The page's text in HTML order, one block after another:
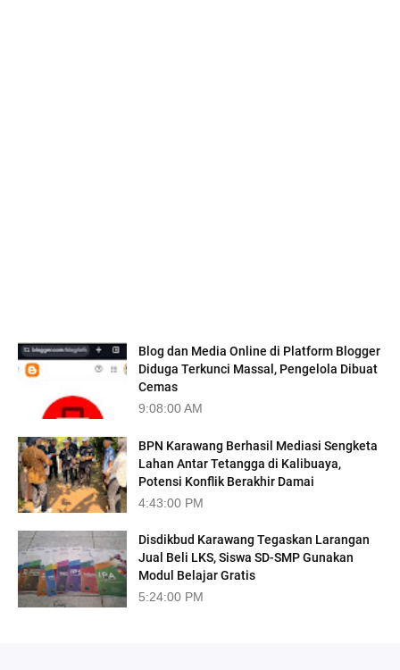
Blog dan Media Online di Platform Blogger
Diduga Terkunci Massal, Pengelola Dibuat
Cemas
9:08:00 AM
BPN Karawang Berhasil Mediasi Sengketa
Lahan Antar Tetangga di Kalibuaya,
Potensi Konflik Berakhir Damai
4:43:00 PM
Disdikbud Karawang Tegaskan Larangan
Jual Beli LKS, Siswa SD-SMP Gunakan
Modul Belajar Gratis
5:24:00 PM